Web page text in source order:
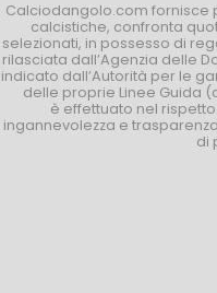
Calciodangolo.com fornisce
calcistiche, confronta
selezionati, in possesso di
rilasciata dall’Agenzia delle
indicato dall’Autorità per le
delle proprie Linee Guida
è effettuato nel
ingannevolezza e
di